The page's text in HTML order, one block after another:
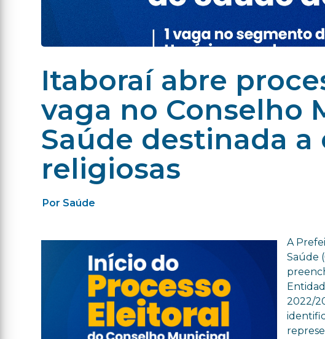
Itaboraí abre
vaga no Conselho
Saúde destinada
religiosas
Por Saúde
A
Saúde
2022/